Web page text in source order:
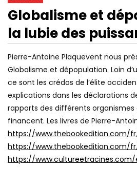
13:30
LA VÉRITÉ SUR LES ÉCOLES DE
COMMERCES PAR MICHAËL LAINÉ
Globalisme et
la lubie des
Pierre-Antoine Plaquevent nous
Globalisme et dépopulation. Loin
ce sont les crédos de l’élite
explications dans les déclarations
rapports des différents organismes
financent. Les livres de Pierre-
https://www.thebookedition.com/
https://www.thebookedition.com/
https://www.cultureetracines.com/